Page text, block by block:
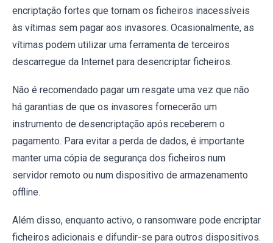
encriptação fortes que tornam os ficheiros inacessíveis
às vítimas sem pagar aos invasores. Ocasionalmente, as
vítimas podem utilizar uma ferramenta de terceiros
descarregue da Internet para desencriptar ficheiros.
Não é recomendado pagar um resgate uma vez que não
há garantias de que os invasores fornecerão um
instrumento de desencriptação após receberem o
pagamento. Para evitar a perda de dados, é importante
manter uma cópia de segurança dos ficheiros num
servidor remoto ou num dispositivo de armazenamento
offline.
Além disso, enquanto activo, o ransomware pode encriptar
ficheiros adicionais e difundir-se para outros dispositivos.